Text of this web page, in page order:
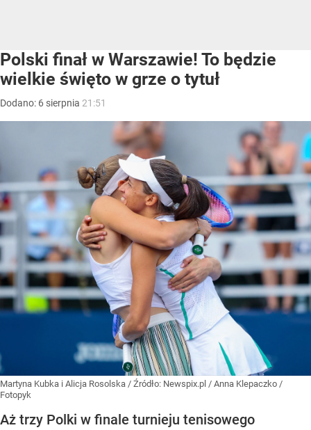
Polski finał w Warszawie! To będzie
wielkie święto w grze o tytuł
Dodano: 6 sierpnia 21:51
Martyna Kubka i Alicja Rosolska / Źródło: Newspix.pl / Anna Klepaczko /
Fotopyk
Aż trzy Polki w finale turnieju tenisowego